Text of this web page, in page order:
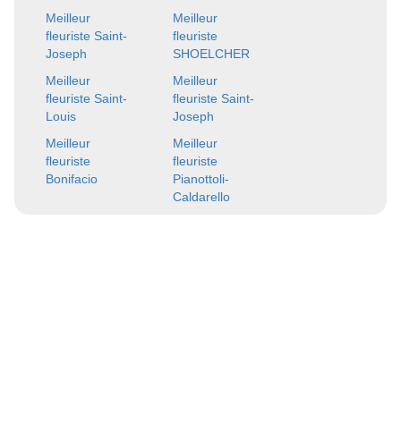
Meilleur
fleuriste Saint-
Joseph
Meilleur
fleuriste
SHOELCHER
Meilleur
fleuriste Saint-
Louis
Meilleur
fleuriste Saint-
Joseph
Meilleur
fleuriste
Bonifacio
Meilleur
fleuriste
Pianottoli-
Caldarello